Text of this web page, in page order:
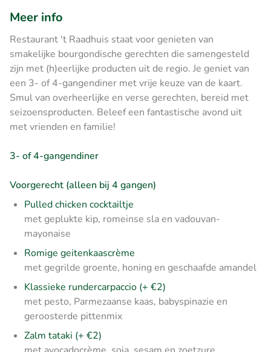
Meer info
Restaurant 't Raadhuis staat voor genieten van
smakelijke bourgondische gerechten die samengesteld
zijn met (h)eerlijke producten uit de regio. Je geniet van
een 3- of 4-gangendiner met vrije keuze van de kaart.
Smul van overheerlijke en verse gerechten, bereid met
seizoensproducten. Beleef een fantastische avond uit
met vrienden en familie!
3- of 4-gangendiner
Voorgerecht (alleen bij 4 gangen)
Pulled chicken cocktailtje
met geplukte kip, romeinse sla en vadouvan-
mayonaise
Romige geitenkaascrème
met gegrilde groente, honing en geschaafde amandel
Klassieke rundercarpaccio (+ €2)
met pesto, Parmezaanse kaas, babyspinazie en
geroosterde pittenmix
Zalm tataki (+ €2)